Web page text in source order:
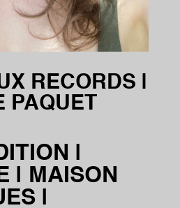
RECORDS |
PAQUET
|
| MAISON
|